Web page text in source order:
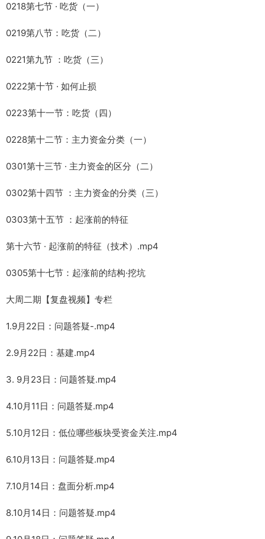
0218第七节 · 吃货（一）
0219第八节：吃货（二）
0221第九节 ：吃货（三）
0222第十节 · 如何止损
0223第十一节：吃货（四）
0228第十二节：主力资金分类（一）
0301第十三节 · 主力资金的区分（二）
0302第十四节 ：主力资金的分类（三）
0303第十五节 ：起涨前的特征
第十六节 · 起涨前的特征（技术）.mp4
0305第十七节：起涨前的结构·挖坑
大周二期【复盘视频】专栏
1.9月22日：问题答疑-.mp4
2.9月22日：基建.mp4
3. 9月23日：问题答疑.mp4
4.10月11日：问题答疑.mp4
5.10月12日：低位哪些板块受资金关注.mp4
6.10月13日：问题答疑.mp4
7.10月14日：盘面分析.mp4
8.10月14日：问题答疑.mp4